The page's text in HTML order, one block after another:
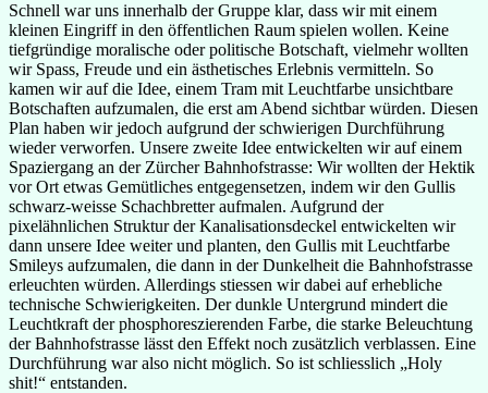
Schnell war uns innerhalb der Gruppe klar, dass wir mit einem
kleinen Eingriff in den öffentlichen Raum spielen wollen. Keine
tiefgründige moralische oder politische Botschaft, vielmehr wollten
wir Spass, Freude und ein ästhetisches Erlebnis vermitteln. So
kamen wir auf die Idee, einem Tram mit Leuchtfarbe unsichtbare
Botschaften aufzumalen, die erst am Abend sichtbar würden. Diesen
Plan haben wir jedoch aufgrund der schwierigen Durchführung
wieder verworfen. Unsere zweite Idee entwickelten wir auf einem
Spaziergang an der Zürcher Bahnhofstrasse: Wir wollten der Hektik
vor Ort etwas Gemütliches entgegensetzen, indem wir den Gullis
schwarz-weisse Schachbretter aufmalen. Aufgrund der
pixelähnlichen Struktur der Kanalisationsdeckel entwickelten wir
dann unsere Idee weiter und planten, den Gullis mit Leuchtfarbe
Smileys aufzumalen, die dann in der Dunkelheit die Bahnhofstrasse
erleuchten würden. Allerdings stiessen wir dabei auf erhebliche
technische Schwierigkeiten. Der dunkle Untergrund mindert die
Leuchtkraft der phosphoreszierenden Farbe, die starke Beleuchtung
der Bahnhofstrasse lässt den Effekt noch zusätzlich verblassen. Eine
Durchführung war also nicht möglich. So ist schliesslich „Holy
shit!“ entstanden.